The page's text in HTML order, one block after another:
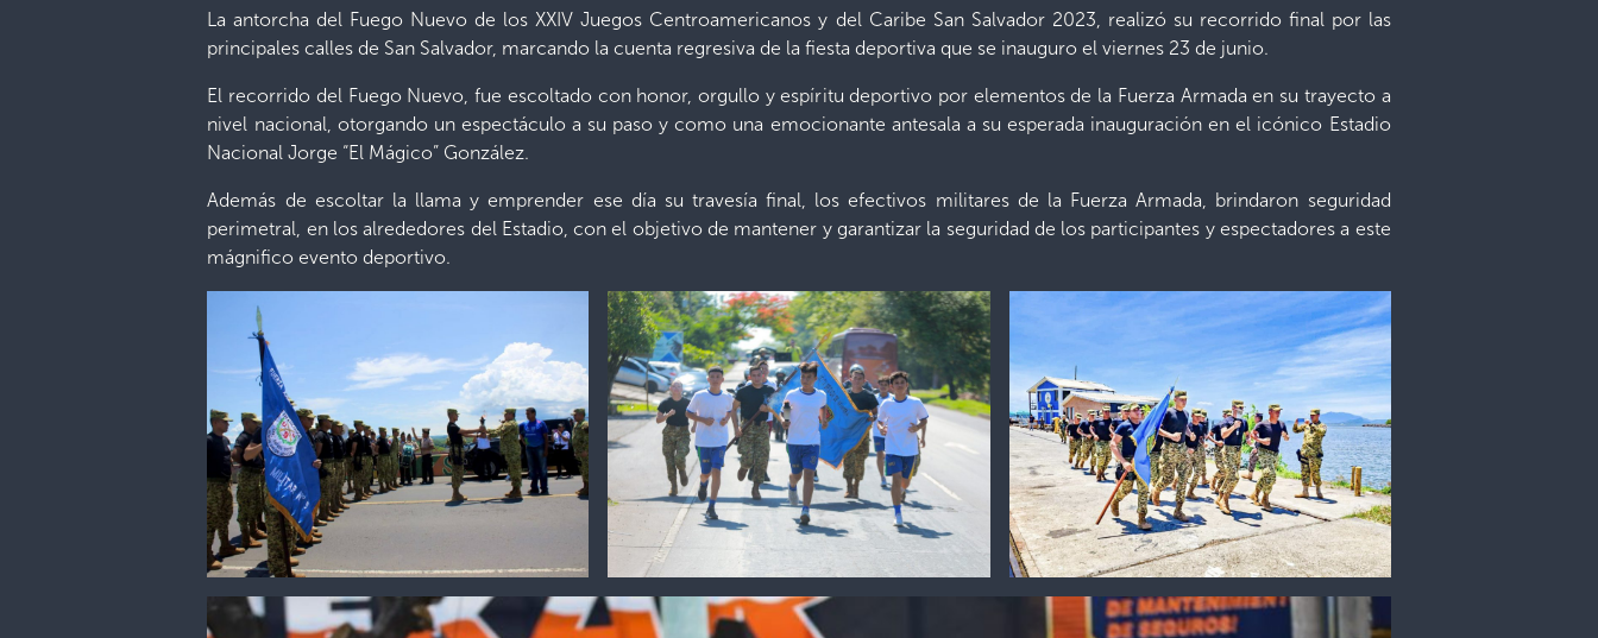
La antorcha del Fuego Nuevo de los XXIV Juegos Centroamericanos y del Caribe San Salvador 2023, realizó su recorrido final por las
principales calles de San Salvador, marcando la cuenta regresiva de la fiesta deportiva que se inauguro el viernes 23 de junio.
El recorrido del Fuego Nuevo, fue escoltado con honor, orgullo y espíritu deportivo por elementos de la Fuerza Armada en su trayecto a
nivel nacional, otorgando un espectáculo a su paso y como una emocionante antesala a su esperada inauguración en el icónico Estadio
Nacional Jorge “El Mágico” González.
Además de escoltar la llama y emprender ese día su travesía final, los efectivos militares de la Fuerza Armada, brindaron seguridad
perimetral, en los alrededores del Estadio, con el objetivo de mantener y garantizar la seguridad de los participantes y espectadores a este
mágnifico evento deportivo.